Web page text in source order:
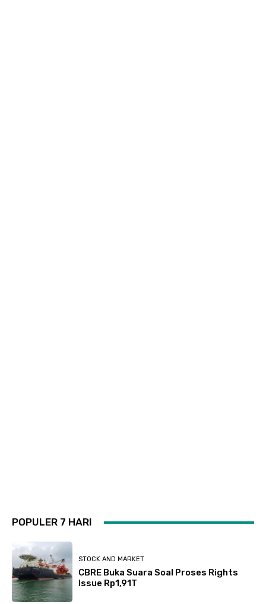
POPULER 7 HARI
STOCK AND MARKET
CBRE Buka Suara Soal Proses Rights
Issue Rp1,91T